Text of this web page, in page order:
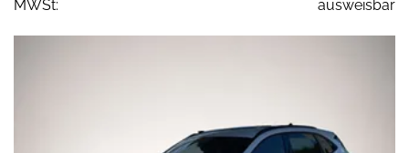
MWSt:
ausweisbar